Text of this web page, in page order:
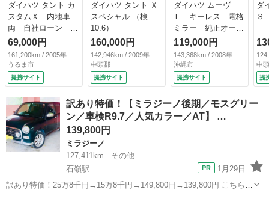
ダイハツ タント カ
スタムＸ 内地車
両 自社ローン ク
レジット対応 車
検 令和９年６月２
４日 車検 （検
9.6）
69,000円
161,200km / 2005年
うるま市
提携サイト
ダイハツ タント Ｘ
スペシャル （検
10.6）
160,000円
142,946km / 2009年
中頭郡
提携サイト
ダイハツ ムーヴ
Ｌ キーレス 電格
ミラー 純正オーデ
ィオ 社外１４イン
チアルミ （車検整
備付）
119,000円
143,368km / 2008年
沖縄市
提携サイト
ダ
Ｓ
中
提
訳あり特価！【ミラジーノ後期／モスグリー
ン／車検R9.7／人気カラー／AT】 …
139,800円
ミラジーノ
127,411km
その他
石嶺駅
1月29日
訳あり特価！25万8千円→15万8千円→149,800円→139,800円 こちら掲
載中に両サイドの鍵穴にイタズラされてしまい ボンドで塞がれている